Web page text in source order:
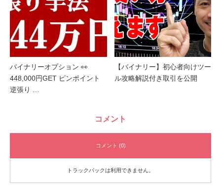
バイナリーオプション 👀
448,000円GET ピンポイント
逆張り …
【バイナリー】初心者向けツー
ル攻略解説付き取引を公開
コメント
コメント (0)
トラックバックは利用できません。